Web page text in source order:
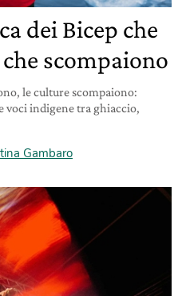
dei Bicep che
scompaiono
le culture scompaiono:
voci indigene tra ghiaccio,
Gambaro